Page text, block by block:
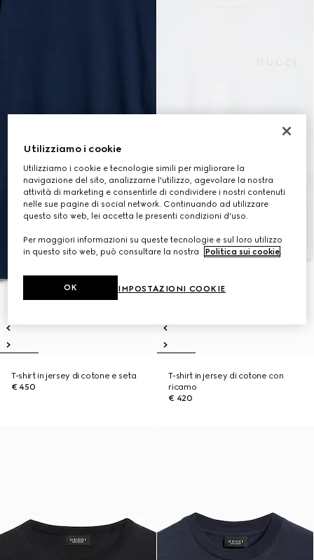
T-shirt in jersey di cotone e seta
€ 450
T-shirt in jersey di cotone con
ricamo
€ 420
Utilizziamo i cookie
Utilizziamo i cookie e tecnologie simili per migliorare la
navigazione del sito, analizzarne l'utilizzo, agevolare la nostra
attività di marketing e consentirle di condividere i nostri contenuti
nelle sue pagine di social network. Continuando ad utilizzare
questo sito web, lei accetta le presenti condizioni d'uso.
Per maggiori informazioni su queste tecnologie e sul loro utilizzo
in questo sito web, può consultare la nostra
Politica sui cookie.
IMPOSTAZIONI COOKIE
OK